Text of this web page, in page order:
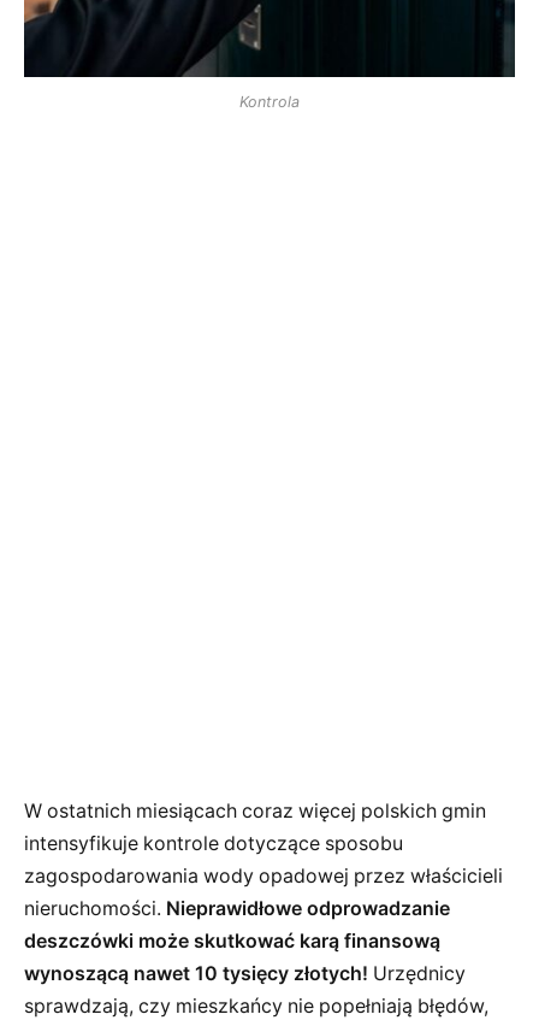
Kontrola
W ostatnich miesiącach coraz więcej polskich gmin
intensyfikuje kontrole dotyczące sposobu
zagospodarowania wody opadowej przez właścicieli
nieruchomości. Nieprawidłowe odprowadzanie
deszczówki może skutkować karą finansową
wynoszącą nawet 10 tysięcy złotych! Urzędnicy
sprawdzają, czy mieszkańcy nie popełniają błędów,